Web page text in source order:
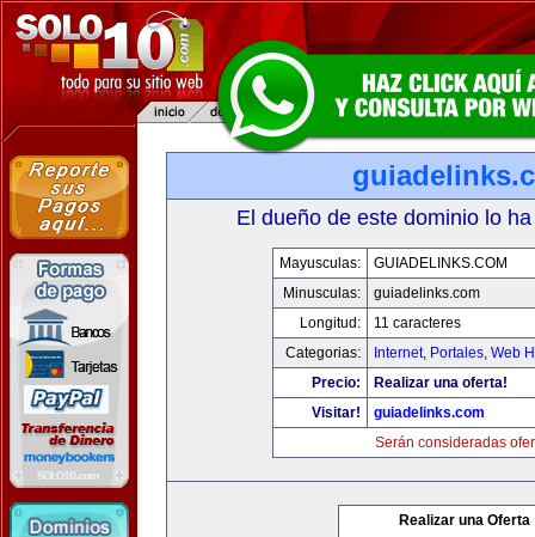
El dueño de este dominio lo
Mayusculas:
GUIADELINKS.COM
Minusculas:
guiadelinks.com
Longitud:
11 caracteres
Categorias:
Internet, Portales, Web
Precio:
Realizar una oferta!
Visitar!
guiadelinks.com
Serán consideradas
Realizar una Oferta